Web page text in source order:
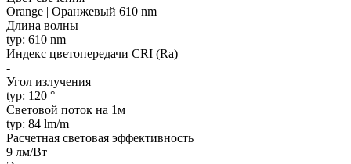
Orange | Оранжевый 610 nm
Длина волны
typ: 610 nm
Индекс цветопередачи CRI (Ra)
-
Угол излучения
typ: 120 °
Световой поток на 1м
typ: 84 lm/m
Расчетная световая эффективность
9 лм/Вт